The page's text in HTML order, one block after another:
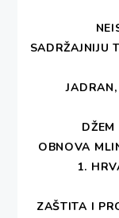
SADRŽAJNIJU
OBNOVA
1.
ZAŠTITA I
financira
– Pomoć u
poziv IPA
civilnog
upravljanja u
za provedbu
financiranje i
EU, a
625.000,00 kn.